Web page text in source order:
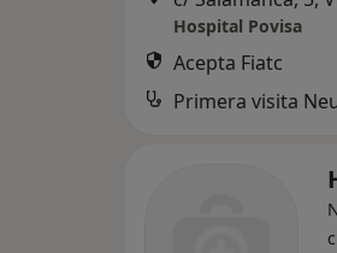
Hospital Povisa
Acepta Fiatc
Primera visita